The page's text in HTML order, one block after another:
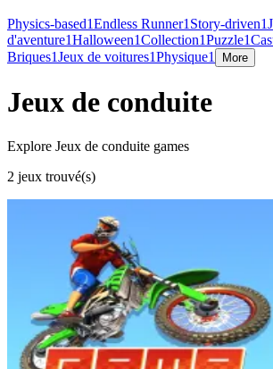
Physics-based1Endless Runner1 Story-driven1
d'aventure1Halloween1Collection1Puzzle1
Briques1Jeux de voitures1Physique1 More
Jeux de conduite
Explore Jeux de conduite games
2 jeux trouvé(s)